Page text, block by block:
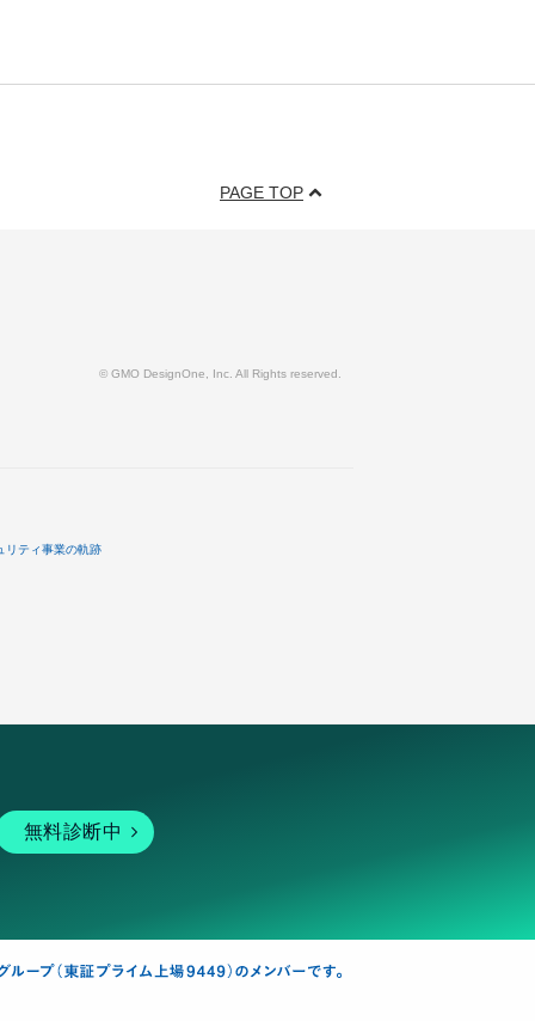
PAGE TOP
© GMO DesignOne, Inc. All Rights reserved.
リティ事業の軌跡
無料診断中